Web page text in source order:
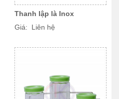
Thanh lập là Inox
Giá: Liên hệ